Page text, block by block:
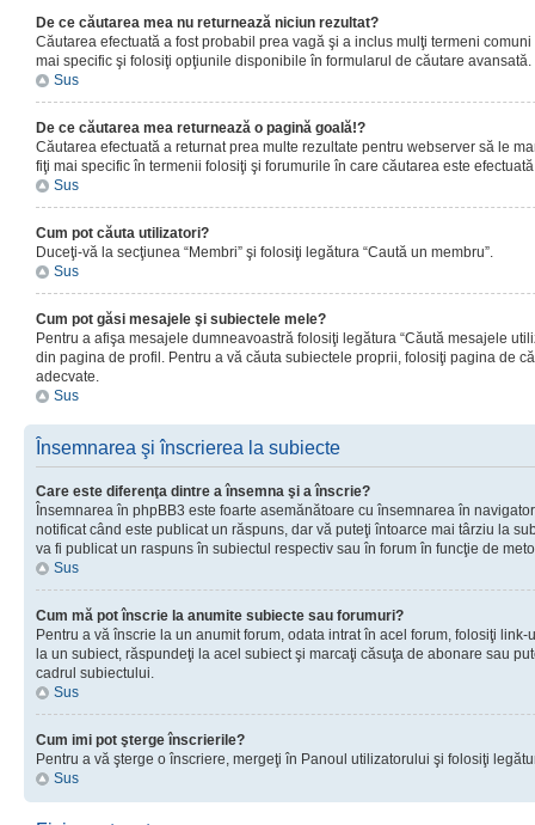
De ce căutarea mea nu returnează niciun rezultat?
Căutarea efectuată a fost probabil prea vagă şi a inclus mulţi termeni
mai specific şi folosiţi opţiunile disponibile în formularul de căutare avansată.
Sus
De ce căutarea mea returnează o pagină goală!?
Căutarea efectuată a returnat prea multe rezultate pentru webserver să le
fiţi mai specific în termenii folosiţi şi forumurile în care căutarea este
Sus
Cum pot căuta utilizatori?
Duceţi-vă la secţiunea “Membri” şi folosiţi legătura “Caută un membru”.
Sus
Cum pot găsi mesajele şi subiectele mele?
Pentru a afişa mesajele dumneavoastră folosiţi legătura “Căută mesajele
din pagina de profil. Pentru a vă căuta subiectele proprii, folosiţi pagina de
adecvate.
Sus
Însemnarea şi înscrierea la subiecte
Care este diferenţa dintre a însemna şi a înscrie?
Însemnarea în phpBB3 este foarte asemănătoare cu însemnarea în
notificat când este publicat un răspuns, dar vă puteţi întoarce mai târziu la
va fi publicat un raspuns în subiectul respectiv sau în forum în funcţie de
Sus
Cum mă pot înscrie la anumite subiecte sau forumuri?
Pentru a vă înscrie la un anumit forum, odata intrat în acel forum, folosiţi
la un subiect, răspundeţi la acel subiect şi marcaţi căsuţa de abonare sau
cadrul subiectului.
Sus
Cum imi pot şterge înscrierile?
Pentru a vă şterge o înscriere, mergeţi în Panoul utilizatorului şi folosiţi
Sus